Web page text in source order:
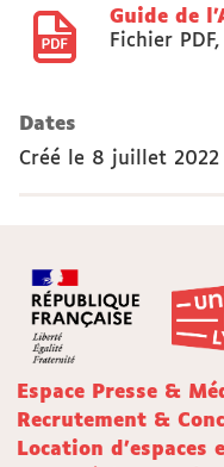
Sections
disciplinaires
Guide de
Fichier PDF,
Dates
Créé le 8 juillet 2022
Espace Presse &
Recrutement &
Location d'espaces